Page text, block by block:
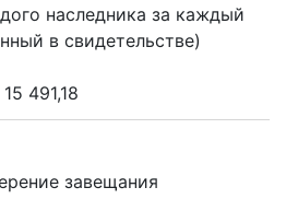
наследника за каждый
в свидетельстве)
15 491,18
завещания